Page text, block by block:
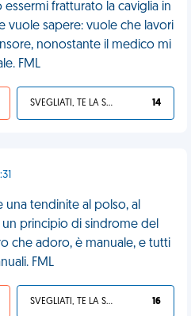
fratturato la caviglia in
vuole sapere: vuole che lavori
nonostante il medico mi
FML
SVEGLIATI, TE LA SEI CERCATA! 14
tendinite al polso, al
principio di sindrome del
che adoro, è manuale, e tutti
FML
SVEGLIATI, TE LA SEI CERCATA! 16